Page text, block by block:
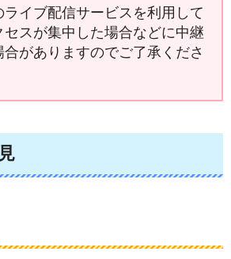
イブ配信サービスを利用して
セスが集中した場合などに中継
がありますのでご了承くださ